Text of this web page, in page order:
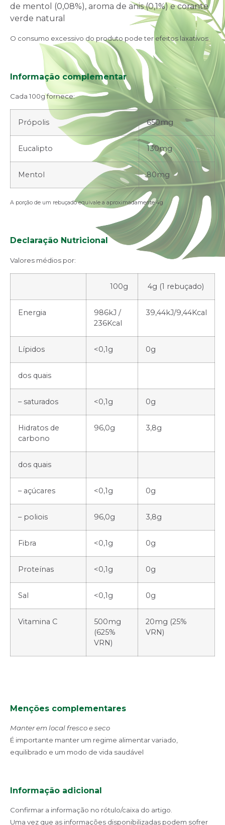
de mentol (0,08%), aroma de anis (0,1%) e corante
verde natural
O consumo excessivo do produto pode ter efeitos laxativos
Informação complementar
Cada 100g fornece:
Própolis 650mg
Eucalipto 130mg
Mentol 80mg
A porção de um rebuçado equivale a aproximadamente 4g
Declaração Nutricional
Valores médios por:
100g 4g (1 rebuçado)
Energia
986kJ /
236Kcal
39,44kJ/9,44Kcal
Lípidos <0,1g 0g
dos quais
– saturados <0,1g 0g
Hidratos de
carbono
96,0g 3,8g
dos quais
– açúcares <0,1g 0g
– poliois 96,0g 3,8g
Fibra <0,1g 0g
Proteínas <0,1g 0g
Sal <0,1g 0g
Vitamina C
500mg
(625%
VRN)
20mg (25%
VRN)
Menções complementares
Manter em local fresco e seco
É importante manter um regime alimentar variado,
equilibrado e um modo de vida saudável
Informação adicional
Confirmar a informação no rótulo/caixa do artigo.
Uma vez que as informações disponibilizadas podem sofrer